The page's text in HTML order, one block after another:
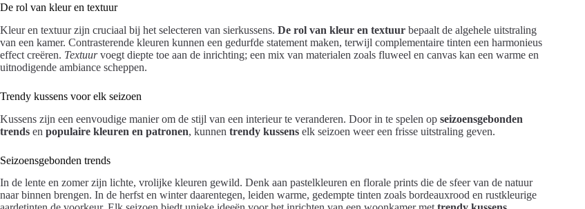
De rol van kleur en textuur
Kleur en textuur zijn cruciaal bij het selecteren van sierkussens. De rol van kleur en textuur bepaalt de algehele uitstraling
van een kamer. Contrasterende kleuren kunnen een gedurfde statement maken, terwijl complementaire tinten een harmonieus
effect creëren. Textuurvoegt diepte toe aan de inrichting; een mix van materialen zoals fluweel en canvas kan een warme en
uitnodigende ambiance scheppen.
Trendy kussens voor elk seizoen
Kussens zijn een eenvoudige manier om de stijl van een interieur te veranderen. Door in te spelen op seizoensgebonden
trends en populaire kleuren en patronen, kunnen trendy kussens elk seizoen weer een frisse uitstraling geven.
Seizoensgebonden trends
In de lente en zomer zijn lichte, vrolijke kleuren gewild. Denk aan pastelkleuren en florale prints die de sfeer van de natuur
naar binnen brengen. In de herfst en winter daarentegen, leiden warme, gedempte tinten zoals bordeauxrood en rustkleurige